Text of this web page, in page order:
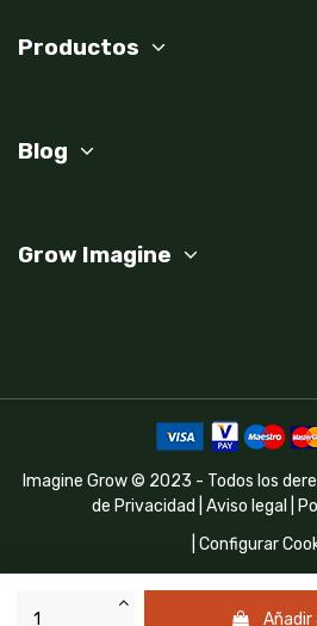
Productos
Blog
Grow Imagine
Imagine Grow © 2023 - Todos los
de Privacidad
Aviso legal
Configurar
Programa Kit Digital cofinanciado por
(EU) del mecanismo de